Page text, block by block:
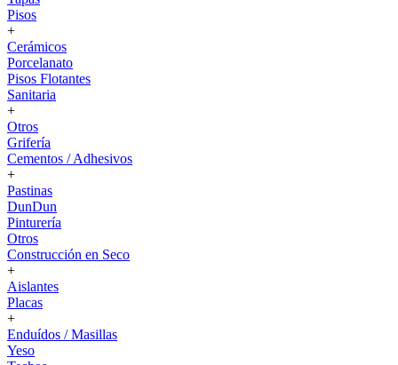
Pisos
+
Cerámicos
Porcelanato
Pisos Flotantes
Sanitaria
+
Otros
Grifería
Cementos / Adhesivos
+
Pastinas
DunDun
Pinturería
Otros
Construcción en Seco
+
Aislantes
Placas
+
Enduídos / Masillas
Yeso